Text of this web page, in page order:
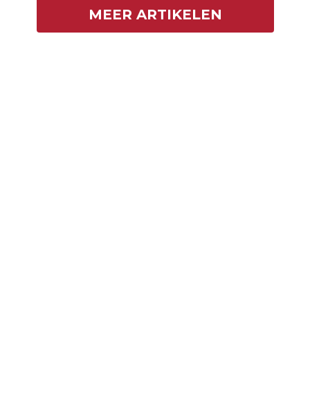
MEER ARTIKELEN